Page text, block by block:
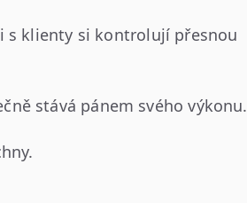
s klienty si kontrolují přesnou
stává pánem svého výkonu.